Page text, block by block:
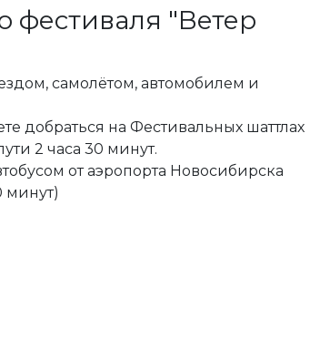
фестиваля "Ветер
самолётом, автомобилем и
добраться на Фестивальных шаттлах
2 часа 30 минут.
от аэропорта Новосибирска
минут)